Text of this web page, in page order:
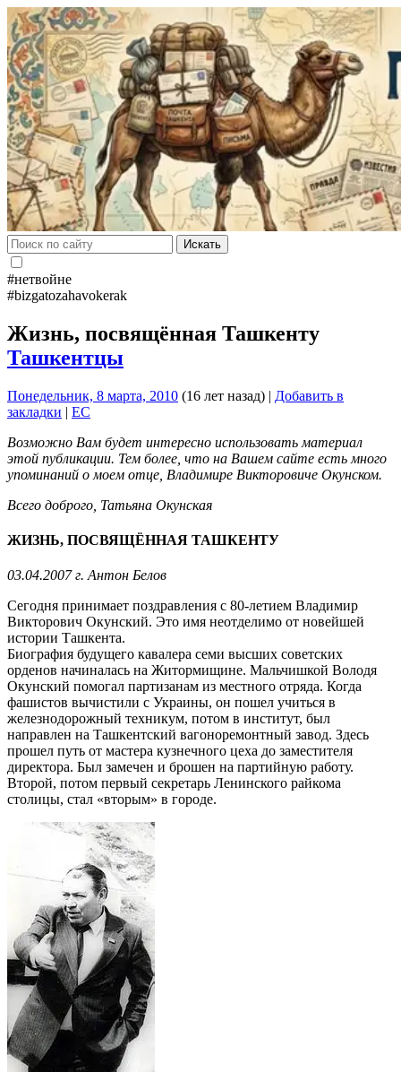
Искать
#нетвойне
#bizgatozahavokerak
Жизнь, посвящённая Ташкенту
Ташкентцы
Понедельник, 8 марта, 2010 (16 лет назад) | Добавить в
закладки | EC
Возможно Вам будет интересно использовать материал
этой публикации. Тем более, что на Вашем сайте есть много
упоминаний о моем отце, Владимире Викторовиче Окунском.
Всего доброго, Татьяна Окунская
ЖИЗНЬ, ПОСВЯЩЁННАЯ ТАШКЕНТУ
03.04.2007 г. Антон Белов
Сегодня принимает поздравления с 80-летием Владимир
Викторович Окунский. Это имя неотделимо от новейшей
истории Ташкента.
Биография будущего кавалера семи высших советских
орденов начиналась на Житормищине. Мальчишкой Володя
Окунский помогал партизанам из местного отряда. Когда
фашистов вычистили с Украины, он пошел учиться в
железнодорожный техникум, потом в институт, был
направлен на Ташкентский вагоноремонтный завод. Здесь
прошел путь от мастера кузнечного цеха до заместителя
директора. Был замечен и брошен на партийную работу.
Второй, потом первый секретарь Ленинского райкома
столицы, стал «вторым» в городе.